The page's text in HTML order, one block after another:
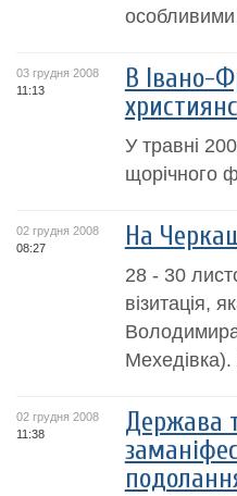
03 грудня 2008
11:13
В Івано-
У травні
щорічного
02 грудня 2008
08:27
На
28 - 30
візитація,
Володимира
Мехедівка).
02 грудня 2008
11:38
Держава